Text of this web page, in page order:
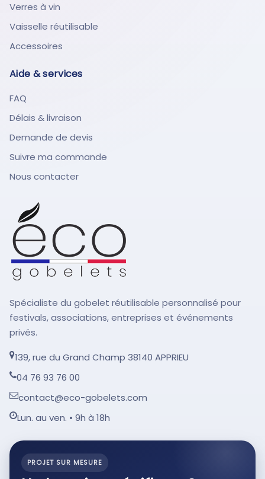
Verres à vin
Vaisselle réutilisable
Accessoires
Aide & services
FAQ
Délais & livraison
Demande de devis
Suivre ma commande
Nous contacter
Spécialiste du gobelet réutilisable personnalisé pour
festivals, associations, entreprises et événements
privés.
139, rue du Grand Champ 38140 APPRIEU
04 76 93 76 00
contact@eco-gobelets.com
Lun. au ven. • 9h à 18h
PROJET SUR MESURE